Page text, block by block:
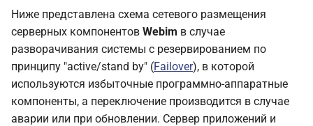
Ниже представлена схема сетевого размещения
серверных компонентов Webim в случае
разворачивания системы с резервированием по
принципу "active/stand by" (Failover), в которой
используются избыточные программно-аппаратные
компоненты, а переключение производится в случае
аварии или при обновлении. Сервер приложений и